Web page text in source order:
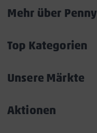
Mehr über Penny
Top Kategorien
Unsere Märkte
Aktionen